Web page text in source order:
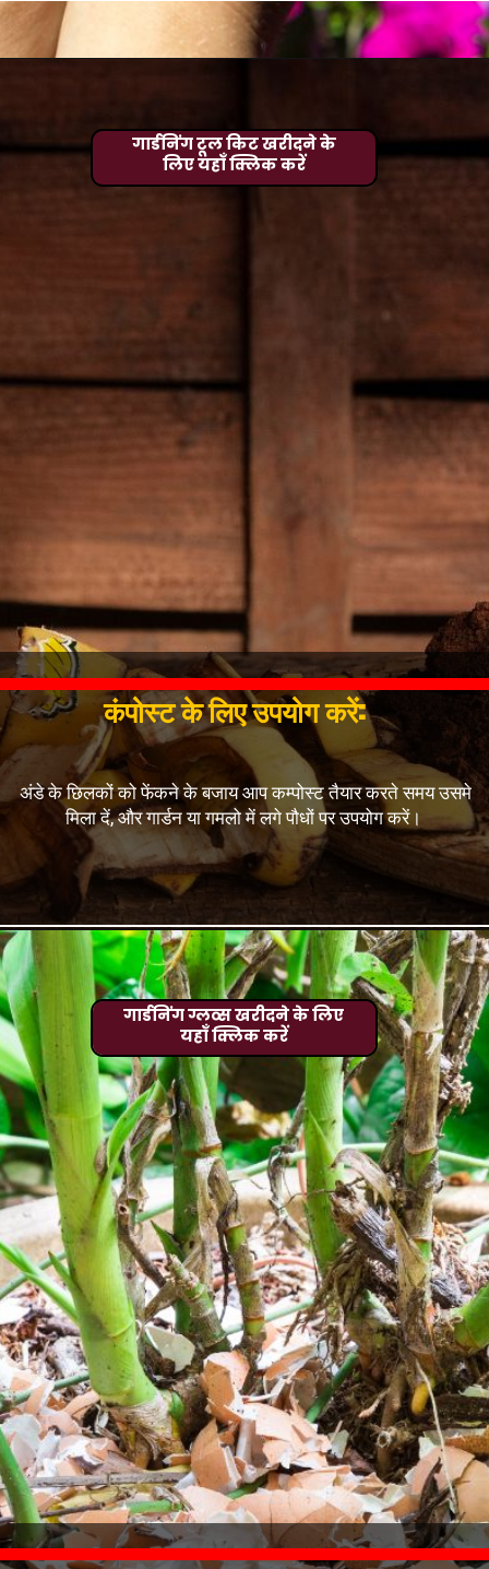
कंपोस्ट के लिए उपयोग करें:
अंडे के छिलकों को फेंकने के बजाय आप कम्पोस्ट तैयार करते समय उसमे
मिला दें, और गार्डन या गमलो में लगे पौधों पर उपयोग करें।
गार्डनिंग टूल किट खरीदने के
लिए यहाँ क्लिक करें
गार्डनिंग ग्लव्स खरीदने के लिए
यहाँ क्लिक करें